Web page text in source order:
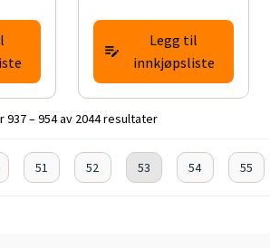
Legg til
innkjøpsliste
937 – 954 av 2044 resultater
51 52 53 54 55